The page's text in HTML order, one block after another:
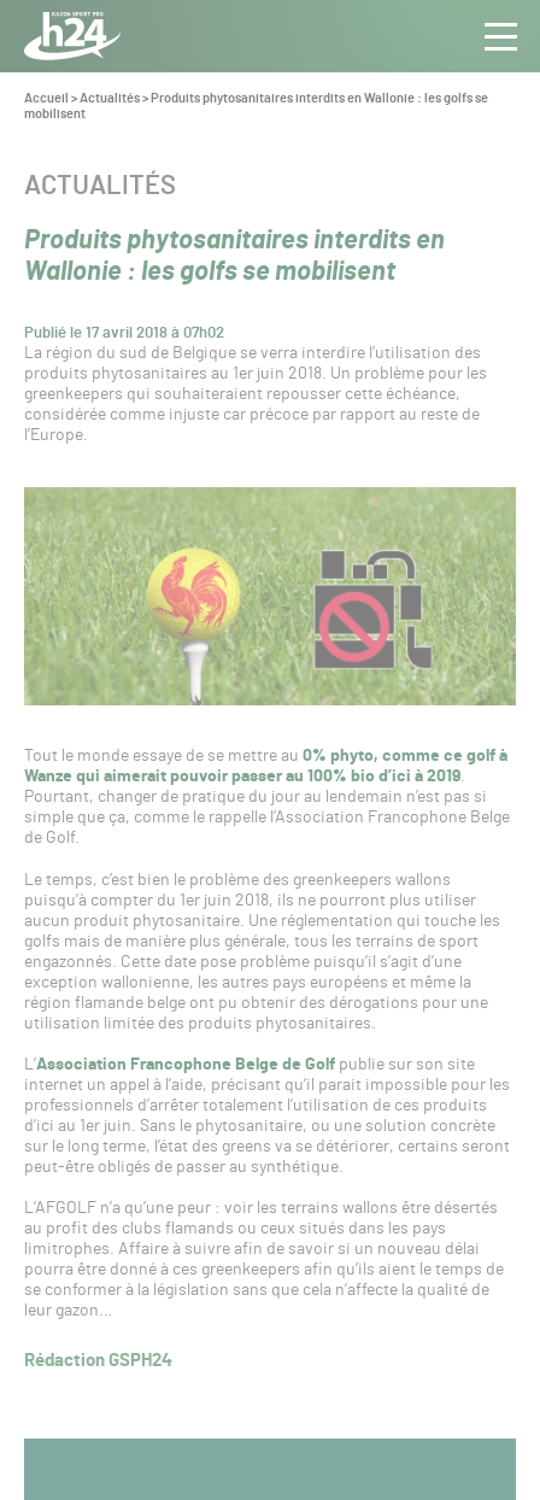
Panneau de gestion des cookies
Aller au contenu
Toute
l’info
du Gazon
Vous
êtes
Accueil >Actualités> Produits phytosanitaires interdits en Wallonie : les golfs se
mobilisent
Produits phytosanitaires interdits en
Wallonie : les golfs se mobilisent
Publié le 17 avril 2018 à 07h02
CATÉGORIE :
ACTUALITÉS
La région du sud de Belgique se verra interdire l’utilisation des
produits phytosanitaires au 1er juin 2018. Un problème pour les
greenkeepers qui souhaiteraient repousser cette échéance,
considérée comme injuste car précoce par rapport au reste de
l’Europe.
Tout le monde essaye de se mettre au 0% phyto, comme ce golf à
Wanze qui aimerait pouvoir passer au 100% bio d’ici à 2019.
Pourtant, changer de pratique du jour au lendemain n’est pas si
simple que ça, comme le rappelle l’Association Francophone Belge
de Golf.
Le temps, c’est bien le problème des greenkeepers wallons
puisqu’à compter du 1er juin 2018, ils ne pourront plus utiliser
aucun produit phytosanitaire. Une réglementation qui touche les
golfs mais de manière plus générale, tous les terrains de sport
engazonnés. Cette date pose problème puisqu’il s’agit d’une
exception wallonienne, les autres pays européens et même la
région flamande belge ont pu obtenir des dérogations pour une
utilisation limitée des produits phytosanitaires.
L’Association Francophone Belge de Golfpublie sur son site
internet un appel à l’aide, précisant qu’il parait impossible pour les
professionnels d’arrêter totalement l’utilisation de ces produits
d’ici au 1er juin. Sans le phytosanitaire, ou une solution concrète
sur le long terme, l’état des greens va se détériorer, certains seront
peut-être obligés de passer au synthétique.
L’AFGOLF n’a qu’une peur : voir les terrains wallons être désertés
au profit des clubs flamands ou ceux situés dans les pays
limitrophes. Affaire à suivre afin de savoir si un nouveau délai
pourra être donné à ces greenkeepers afin qu’ils aient le temps de
se conformer à la législation sans que cela n’affecte la qualité de
leur gazon…
Rédaction GSPH24